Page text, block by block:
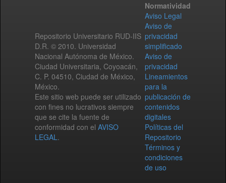
Repositorio Universitario RUD-IIS
D.R. © 2010. Universidad
Nacional Autónoma de México.
Ciudad Universitaria, Coyoacán,
C. P. 04510, Ciudad de México,
México.
Este sitio web puede ser utilizado
con fines no lucrativos siempre
que se cite la fuente de
conformidad con el AVISO
LEGAL.
Normatividad
Aviso Legal
Aviso de
privacidad
simplificado
Aviso de
privacidad
Lineamientos
para la
publicación de
contenidos
digitales
Políticas del
Repositorio
Términos y
condiciones
de uso